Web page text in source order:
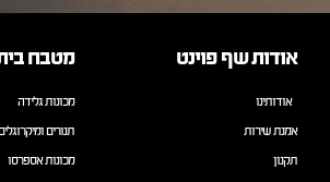
אודות שף פוינט
אודותינו
אמנת שירות
תקנון
מטבח
מכונות גלידה
תנורים
מכונות אספרסו